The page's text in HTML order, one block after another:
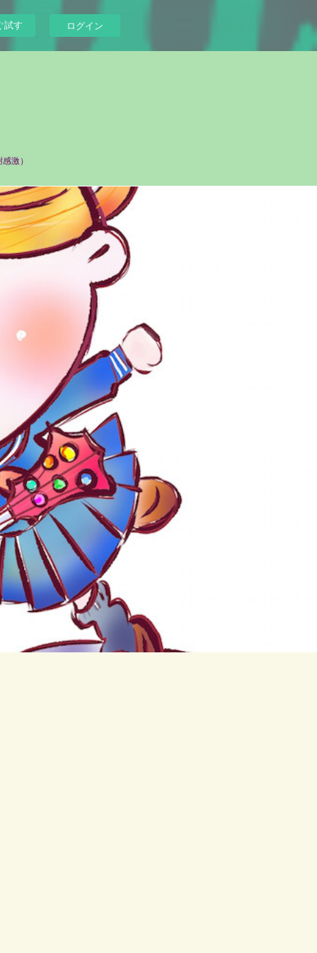
試す ログイン
激）